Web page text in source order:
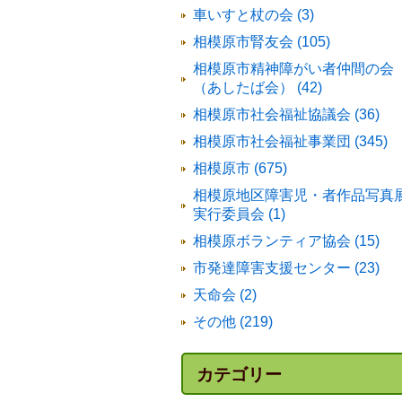
車いすと杖の会 (3)
相模原市腎友会 (105)
相模原市精神障がい者仲間の会
（あしたば会） (42)
相模原市社会福祉協議会 (36)
相模原市社会福祉事業団 (345)
相模原市 (675)
相模原地区障害児・者作品写真
実行委員会 (1)
相模原ボランティア協会 (15)
市発達障害支援センター (23)
天命会 (2)
その他 (219)
カテゴリー